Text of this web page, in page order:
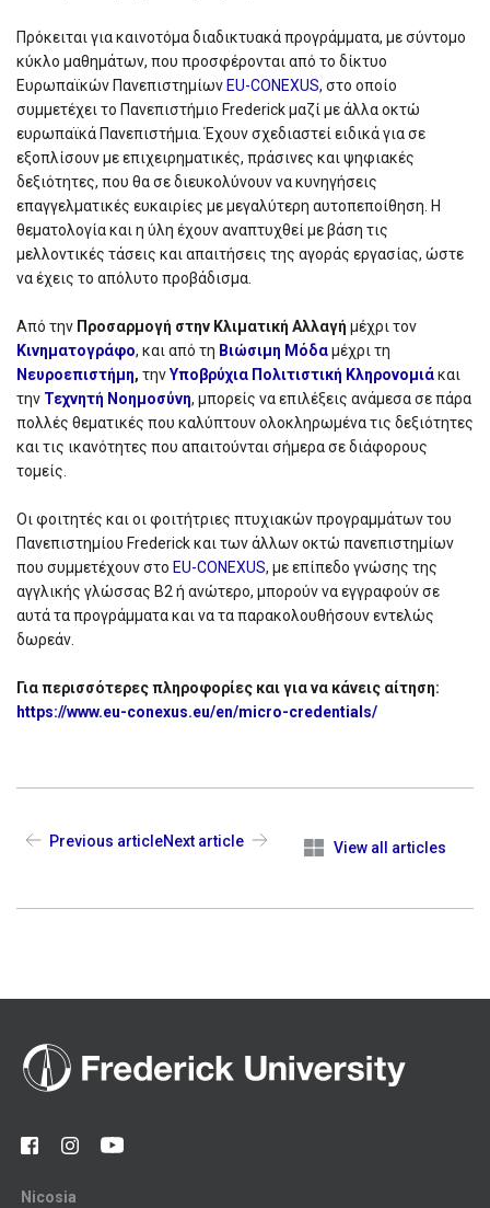
Πρόκειται για καινοτόμα διαδικτυακά προγράμματα, με σύντομο
κύκλο μαθημάτων, που προσφέρονται από το δίκτυο
Ευρωπαϊκών Πανεπιστημίων EU-CONEXUS, στο οποίο
συμμετέχει το Πανεπιστήμιο Frederick μαζί με άλλα οκτώ
ευρωπαϊκά Πανεπιστήμια. Έχουν σχεδιαστεί ειδικά για σε
εξοπλίσουν με επιχειρηματικές, πράσινες και ψηφιακές
δεξιότητες, που θα σε διευκολύνουν να κυνηγήσεις
επαγγελματικές ευκαιρίες με μεγαλύτερη αυτοπεποίθηση. Η
θεματολογία και η ύλη έχουν αναπτυχθεί με βάση τις
μελλοντικές τάσεις και απαιτήσεις της αγοράς εργασίας, ώστε
να έχεις το απόλυτο προβάδισμα.
Από την Προσαρμογή στην Κλιματική Αλλαγή μέχρι τον
Κινηματογράφο, και από τη Βιώσιμη Μόδαμέχρι τη
Νευροεπιστήμη, τηνΥποβρύχια Πολιτιστική Κληρονομιάκαι
την Τεχνητή Νοημοσύνη, μπορείς να επιλέξεις ανάμεσα σε πάρα
πολλές θεματικές που καλύπτουν ολοκληρωμένα τις δεξιότητες
και τις ικανότητες που απαιτούνται σήμερα σε διάφορους
τομείς.
Οι φοιτητές και οι φοιτήτριες πτυχιακών προγραμμάτων του
Πανεπιστημίου Frederick και των άλλων οκτώ πανεπιστημίων
που συμμετέχουν στο EU-CONEXUS, με επίπεδο γνώσης της
αγγλικής γλώσσας B2 ή ανώτερο, μπορούν να εγγραφούν σε
αυτά τα προγράμματα και να τα παρακολουθήσουν εντελώς
δωρεάν.
Για περισσότερες πληροφορίες και για να κάνεις αίτηση:
https://www.eu-conexus.eu/en/micro-credentials/
Previous article View all articles
Next article
Nicosia